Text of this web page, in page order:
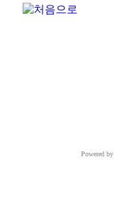
Powered by